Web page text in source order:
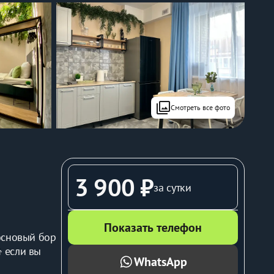
filterСмотреть все фото
бор
вы
3 900 ₽за сутки
Показать телефон
WhatsApp